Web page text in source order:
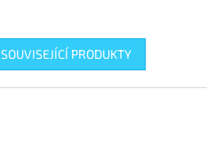
PRODUKTY